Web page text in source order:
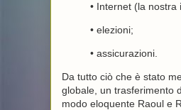
• Internet (la nostra
• elezioni;
• assicurazioni.
Da tutto ciò che è stato
globale, un trasferimento
modo eloquente Raoul e